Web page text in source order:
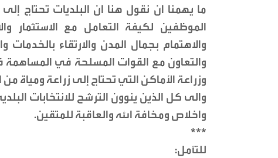
ما يهمنا ان نقول هنا ان البلديات تحتاج
الموظفين لكيفة التعامل مع الاستثمار
والاهتمام بجمال المدن والارتقاء
والتعاون مع القوات المسلحة في المساهمة
وزراعة الأماكن التي تحتاج إلى زراعة ومياة
والى كل الذين ينوون الترشح للانتخابات
واخلاص ومخافة الله والعاقبة للمتقين.
***
للتأمل: